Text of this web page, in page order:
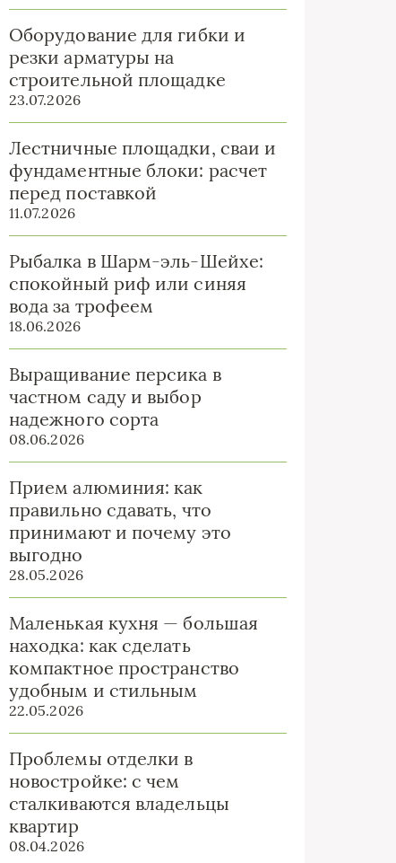
Оборудование для гибки и
резки арматуры на
строительной площадке
23.07.2026
Лестничные площадки, сваи и
фундаментные блоки: расчет
перед поставкой
11.07.2026
Рыбалка в Шарм-эль-Шейхе:
спокойный риф или синяя
вода за трофеем
18.06.2026
Выращивание персика в
частном саду и выбор
надежного сорта
08.06.2026
Прием алюминия: как
правильно сдавать, что
принимают и почему это
выгодно
28.05.2026
Маленькая кухня — большая
находка: как сделать
компактное пространство
удобным и стильным
22.05.2026
Проблемы отделки в
новостройке: с чем
сталкиваются владельцы
квартир
08.04.2026